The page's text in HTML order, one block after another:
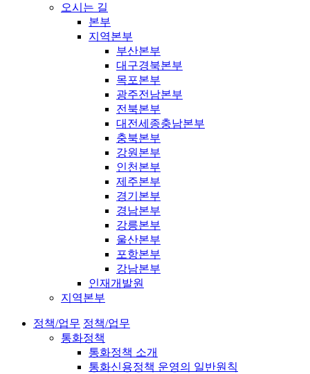
오시는 길
본부
지역본부
부산본부
대구경북본부
목포본부
광주전남본부
전북본부
대전세종충남본부
충북본부
강원본부
인천본부
제주본부
경기본부
경남본부
강릉본부
울산본부
포항본부
강남본부
인재개발원
지역본부
정책/업무 정책/업무
통화정책
통화정책 소개
통화신용정책 운영의 일반원칙